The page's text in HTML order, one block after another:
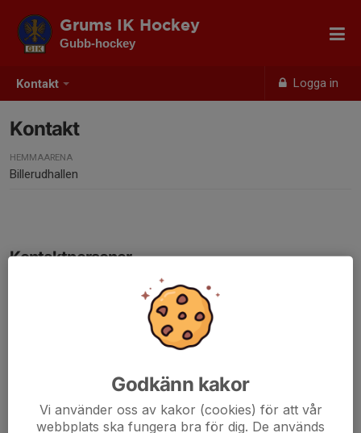
Kontakt Logga in
Grums IK Hockey
Gubb-hockey
Kontakt
HEMMAARENA
Billerudhallen
Kontaktpersoner
Mobil/telefon visas bara för inloggade
E-post visas bara för inloggade
Godkänn kakor
Vi använder oss av kakor (cookies) för att vår
webbplats ska fungera bra för dig. De används